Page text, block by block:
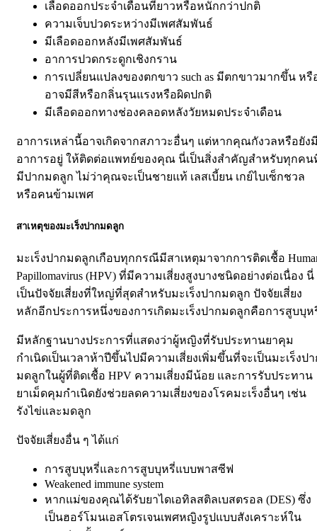
เลือดออกประจำเดือนที่ยาวหรือหนักกว่าปกติ
ความเจ็บปวดระหว่างมีเพศสัมพันธ์
มีเลือดออกหลังมีเพศสัมพันธ์
อาการปวดกระดูกเชิงกราน
การเปลี่ยนแปลงของตกขาว such as มีตกขาวมากขึ้น หรื
อาจมีสีหรือกลิ่นรุนแรงหรือผิดปกติ
มีเลือดออกทางช่องคลอดหลังวัยหมดประจำเดือน
อาการเหล่านี้อาจเกิดจากสภาวะอื่นๆ แต่หากคุณกังวลหรือยัง
อาการอยู่ ให้ติดต่อแพทย์ของคุณ นี่เป็นสิ่งสำคัญสำหรับทุกคน
มีปากมดลูก ไม่ว่าคุณจะเป็นชายแท้ เลสเบี้ยน เกย์ไบเซ็กชวล
หรือคนข้ามเพศ
สาเหตุของมะเร็งปากมดลูก
มะเร็งปากมดลูกเกือบทุกกรณีมีสาเหตุมาจากการติดเชื้อ
Papillomavirus (HPV) ที่มีความเสี่ยงสูงบางชนิดอย่างต่อเนื่อง นี่
เป็นปัจจัยเสี่ยงที่ใหญ่ที่สุดสำหรับมะเร็งปากมดลูก ปัจจัยเสี่ยง
หลักอีกประการหนึ่งของการเกิดมะเร็งปากมดลูกคือการสูบบุห
มีหลักฐานบางประการที่แสดงว่าผู้หญิงที่รับประทานยาคุม
กำเนิดเป็นเวลาห้าปีขึ้นไปมีความเสี่ยงเพิ่มขึ้นที่จะเป็นมะเร็งป
มดลูกในผู้ที่ติดเชื้อ HPV ความเสี่ยงมีน้อย และการรับประทาน
ยาเม็ดคุมกำเนิดยังช่วยลดความเสี่ยงของโรคมะเร็งอื่นๆ เช่น
รังไข่และมดลูก
ปัจจัยเสี่ยงอื่น ๆ ได้แก่
การสูบบุหรี่และการสูบบุหรี่แบบพาสซีฟ
Weakened immune system
หากแม่ของคุณได้รับยาไดเอทิลสติลเบสตรอล (DES) ซึ่ง
เป็นฮอร์โมนเอสโตรเจนเพศหญิงรูปแบบสังเคราะห์ใน